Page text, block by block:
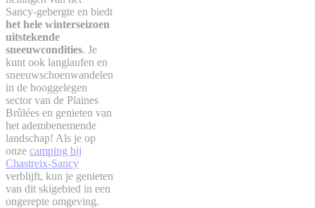
Sancy-gebergte en biedt
het hele winterseizoen
uitstekende
sneeuwcondities. Je
kunt ook langlaufen en
sneeuwschoenwandelen
in de hooggelegen
sector van de Plaines
Brûlées en genieten van
het adembenemende
landschap! Als je op
onze camping bij
Chastreix-Sancy
verblijft, kun je genieten
van dit skigebied in een
ongerepte omgeving.